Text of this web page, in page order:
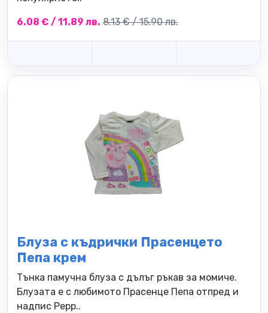
6.08 € / 11.89 лв. 8.13 € / 15.90 лв.
Блуза с къдрички Прасенцето
Пепа крем
Тънка памучна блуза с дълъг ръкав за момиче.
Блузата е с любимото Прасенце Пепа отпред и
надпис Pepp..